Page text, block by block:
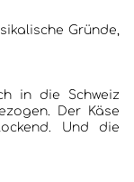
Gründe,
in die Schweiz
Der Käse
Und die